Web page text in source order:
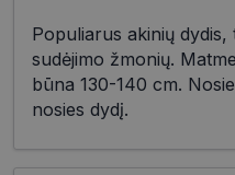
Populiarus akinių dydis,
sudėjimo žmonių.
būna 130-140 cm.
nosies dydį.